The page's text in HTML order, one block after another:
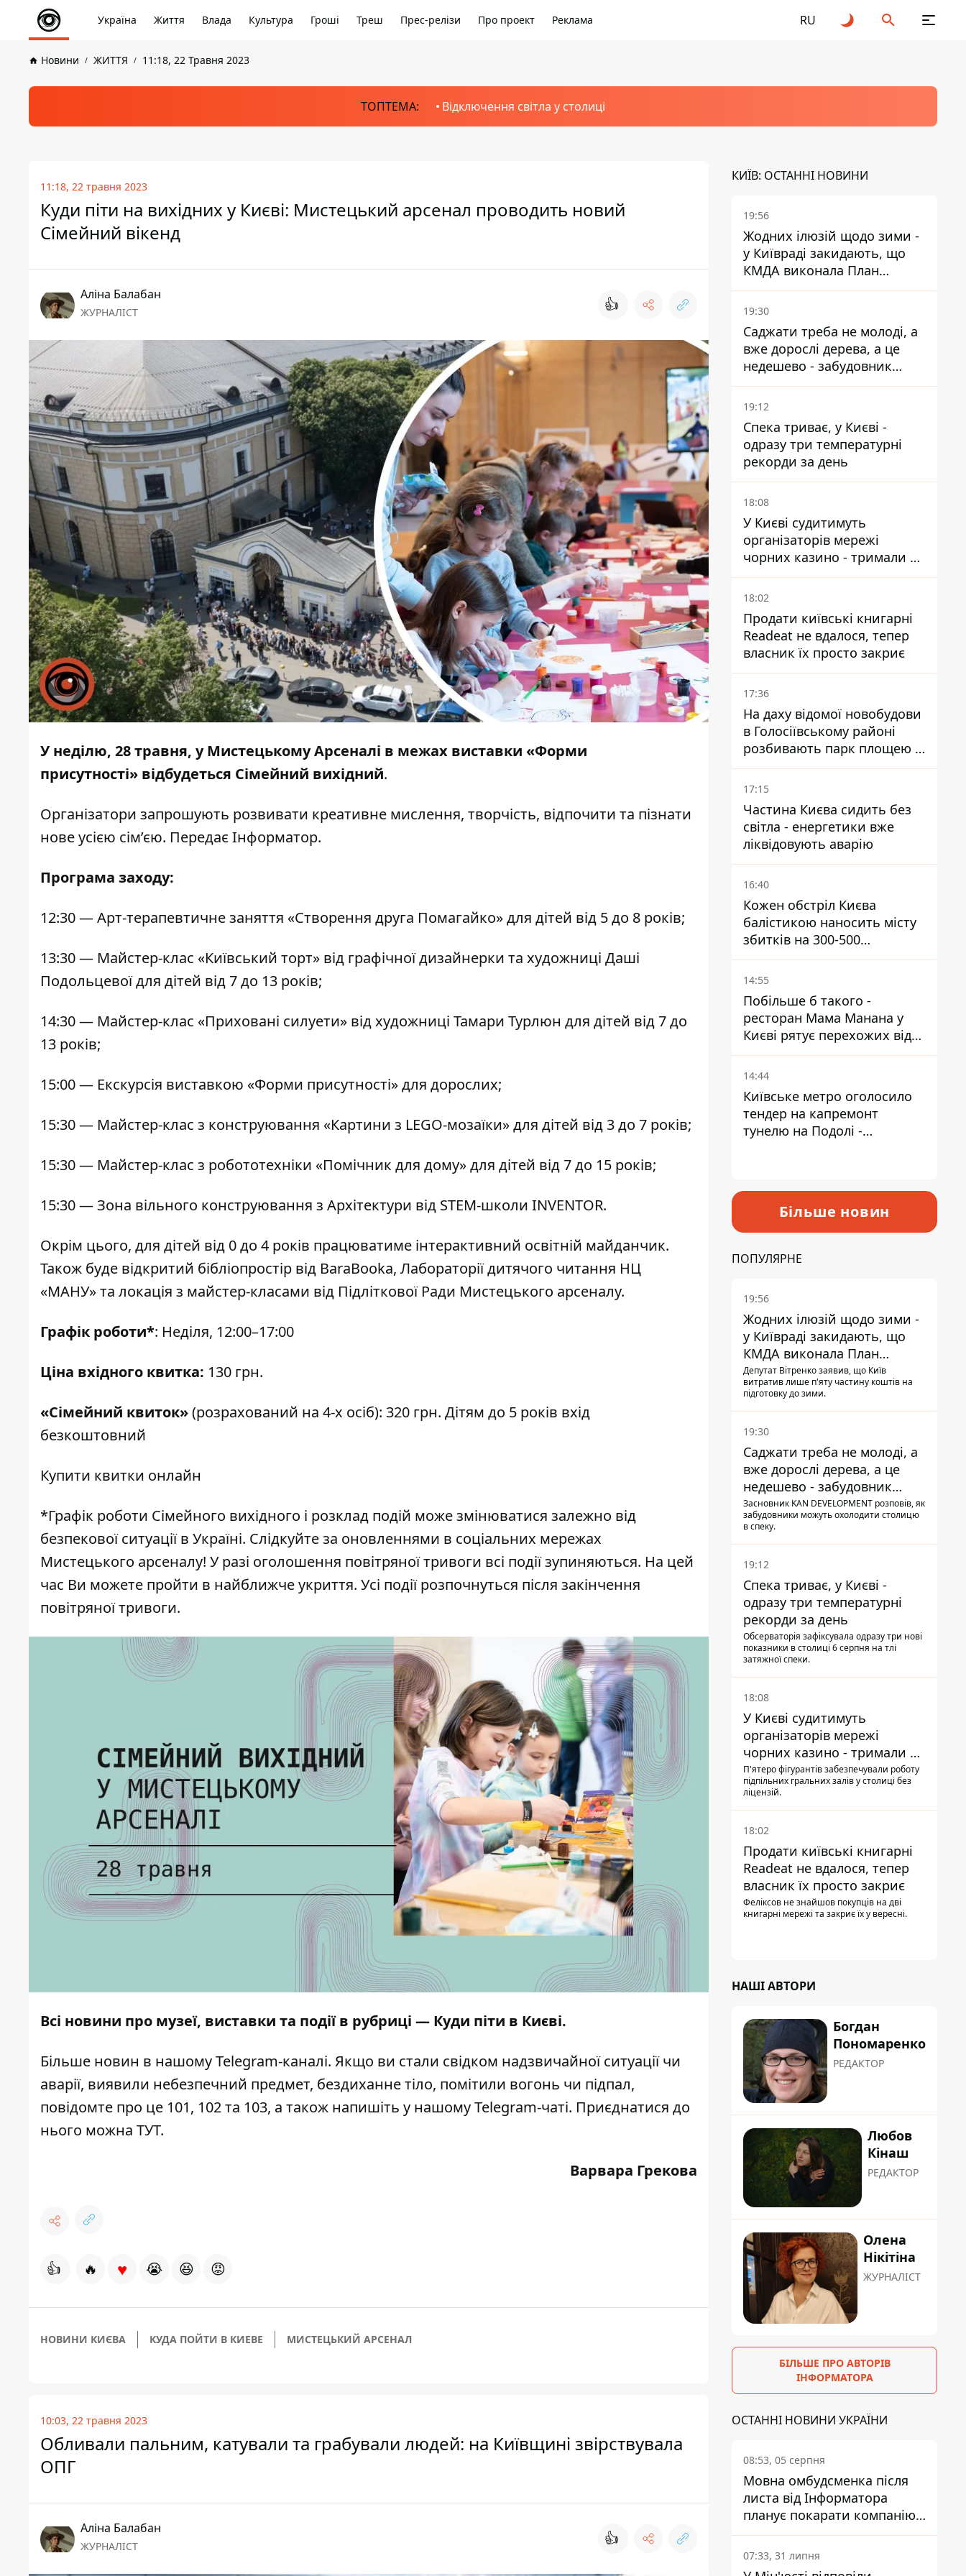
Україна Життя Влада Культура Гроші Треш Прес-релізи Про проект Реклама RU
Новини ЖИТТЯ 11:18, 22 Травня 2023
ТОПТЕМА: Відключення світла у столиці
11:18, 22 травня 2023
Куди піти на вихідних у Києві: Мистецький арсенал проводить новий
Сімейний вікенд
Аліна Балабан
ЖУРНАЛІСТ 👍
У неділю, 28 травня, у Мистецькому Арсеналі в межах виставки «Форми
присутності» відбудеться Сімейний вихідний.
Організатори запрошують розвивати креативне мислення, творчість, відпочити та пізнати
нове усією сім’єю. Передає Інформатор.
Програма заходу:
12:30 — Арт-терапевтичне заняття «Створення друга Помагайко» для дітей від 5 до 8 років;
13:30 — Майстер-клас «Київський торт» від графічної дизайнерки та художниці Даші
Подольцевої для дітей від 7 до 13 років;
14:30 — Майстер-клас «Приховані силуети» від художниці Тамари Турлюн для дітей від 7 до
13 років;
15:00 — Екскурсія виставкою «Форми присутності» для дорослих;
15:30 — Майстер-клас з конструювання «Картини з LEGO-мозаїки» для дітей від 3 до 7 років;
15:30 — Майстер-клас з робототехніки «Помічник для дому» для дітей від 7 до 15 років;
15:30 — Зона вільного конструювання з Архітектури від STEM-школи INVENTOR.
Окрім цього, для дітей від 0 до 4 років працюватиме інтерактивний освітній майданчик.
Також буде відкритий бібліопростір від BaraBooka, Лабораторії дитячого читання НЦ
«МАНУ» та локація з майстер-класами від Підліткової Ради Мистецького арсеналу.
Графік роботи*: Неділя, 12:00–17:00
Ціна вхідного квитка: 130 грн.
«Сімейний квиток»(розрахований на 4-х осіб): 320 грн. Дітям до 5 років вхід
безкоштовний
Купити квитки онлайн
*Графік роботи Сімейного вихідного і розклад подій може змінюватися залежно від
безпекової ситуації в Україні. Слідкуйте за оновленнями в соціальних мережах
Мистецького арсеналу! У разі оголошення повітряної тривоги всі події зупиняються. На цей
час Ви можете пройти в найближче укриття. Усі події розпочнуться після закінчення
повітряної тривоги.
Всі новини про музеї, виставки та події в рубриці — Куди піти в Києві.
Більше новин в нашомуTelegram-каналі. Якщо ви стали свідком надзвичайної ситуації чи
аварії, виявили небезпечний предмет, бездиханне тіло, помітили вогонь чи підпал,
повідомте про це 101, 102 та 103, а також напишіть у нашому Telegram-чаті. Приєднатися до
нього можна ТУТ.
Варвара Грекова
👍 🔥 ♥ 😭 😆 😡
НОВИНИ КИЄВА КУДА ПОЙТИ В КИЕВЕ МИСТЕЦЬКИЙ АРСЕНАЛ
10:03, 22 травня 2023
Обливали пальним, катували та грабували людей: на Київщині звірствувала
ОПГ
Аліна Балабан
ЖУРНАЛІСТ 👍
КИЇВ: ОСТАННІ НОВИНИ
19:56
Жодних ілюзій щодо зими -
у Київраді закидають, що
КМДА виконала План
стійкості на 20%
19:30
Саджати треба не молоді, а
вже дорослі дерева, а це
недешево - забудовник
Ніконов
19:12
Спека триває, у Києві -
одразу три температурні
рекорди за день
18:08
У Києві судитимуть
організаторів мережі
чорних казино - тримали 39
закладів
18:02
Продати київські книгарні
Readeat не вдалося, тепер
власник їх просто закриє
17:36
На даху відомої новобудови
в Голосіївському районі
розбивають парк площею в
гектар
17:15
Частина Києва сидить без
світла - енергетики вже
ліквідовують аварію
16:40
Кожен обстріл Києва
балістикою наносить місту
збитків на 300-500
мільйонів - Петро
Пантелеєв
14:55
Побільше б такого -
ресторан Мама Манана у
Києві рятує перехожих від
спеки
14:44
Київське метро оголосило
тендер на капремонт
тунелю на Подолі -
Більше новин
ПОПУЛЯРНЕ
19:56
Жодних ілюзій щодо зими -
у Київраді закидають, що
КМДА виконала План
стійкості на 20%
Депутат Вітренко заявив, що Київ
витратив лише п'яту частину коштів на
підготовку до зими.
19:30
Саджати треба не молоді, а
вже дорослі дерева, а це
недешево - забудовник
Ніконов
Засновник KAN DEVELOPMENT розповів, як
забудовники можуть охолодити столицю
в спеку.
19:12
Спека триває, у Києві -
одразу три температурні
рекорди за день
Обсерваторія зафіксувала одразу три нові
показники в столиці 6 серпня на тлі
затяжної спеки.
18:08
У Києві судитимуть
організаторів мережі
чорних казино - тримали 39
закладів
П'ятеро фігурантів забезпечували роботу
підпільних гральних залів у столиці без
ліцензій.
18:02
Продати київські книгарні
Readeat не вдалося, тепер
власник їх просто закриє
Феліксов не знайшов покупців на дві
книгарні мережі та закриє їх у вересні.
НАШІ АВТОРИ
Богдан
Пономаренко
РЕДАКТОР
Любов
Кінаш
РЕДАКТОР
Олена
Нікітіна
ЖУРНАЛІСТ
БІЛЬШЕ ПРО АВТОРІВ
ІНФОРМАТОРА
ОСТАННІ НОВИНИ УКРАЇНИ
08:53, 05 серпня
Мовна омбудсменка після
листа від Інформатора
планує покарати компанію-
підрядника ПриватБанку
07:33, 31 липня